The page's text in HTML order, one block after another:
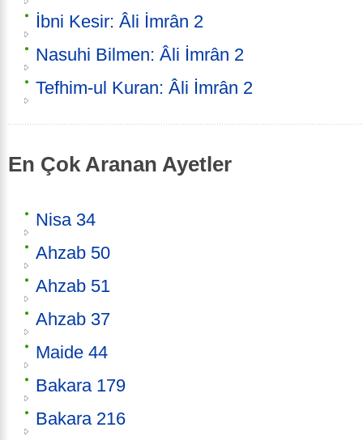
İbni Kesir: Âli İmrân 2
Nasuhi Bilmen: Âli İmrân 2
Tefhim-ul Kuran: Âli İmrân 2
En Çok Aranan Ayetler
Nisa 34
Ahzab 50
Ahzab 51
Ahzab 37
Maide 44
Bakara 179
Bakara 216